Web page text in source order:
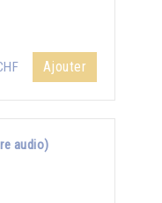
Ajouter
audio)